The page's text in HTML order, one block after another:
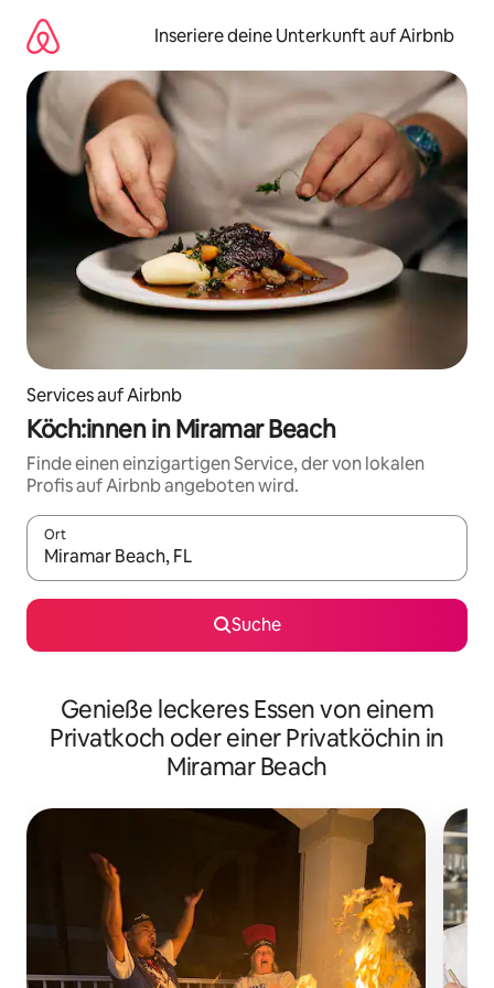
Inhalten
springen
Inseriere deine Unterkunft auf Airbnb
Services auf Airbnb
Köch:innen in Miramar Beach
Finde einen einzigartigen Service, der von lokalen
Profis auf Airbnb angeboten wird.
Ort
Wenn Ergebnisse verfügbar sind, navigiere mit den
Suche
Genieße leckeres Essen von einem
Privatkoch oder einer Privatköchin in
Miramar Beach